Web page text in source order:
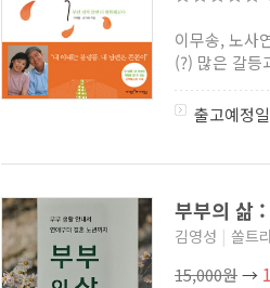
이무송, 노사
(?) 많은 갈등
출고예정
부부의 삶
김영성 | 쏠트
15,000원→